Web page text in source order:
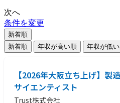
次へ
条件を変更
新着順
新着順
年収が高い順 年収が低
【2026年大阪立ち上げ】製
サイエンティスト
Trust株式会社